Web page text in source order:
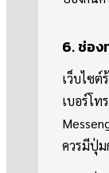
6. ช่อ
เว็บไซต์
เบอร์โท
ควรมีปุ่